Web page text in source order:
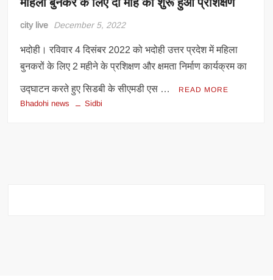
city live December 5, 2022
भदोही। रविवार 4 दिसंबर 2022 को भदोही उत्तर प्रदेश में महिला
बुनकरों के लिए 2 महीने के प्रशिक्षण और क्षमता निर्माण कार्यक्रम का
उद्घाटन करते हुए सिडबी के सीएमडी एस … READ MORE
Bhadohi news Sidbi